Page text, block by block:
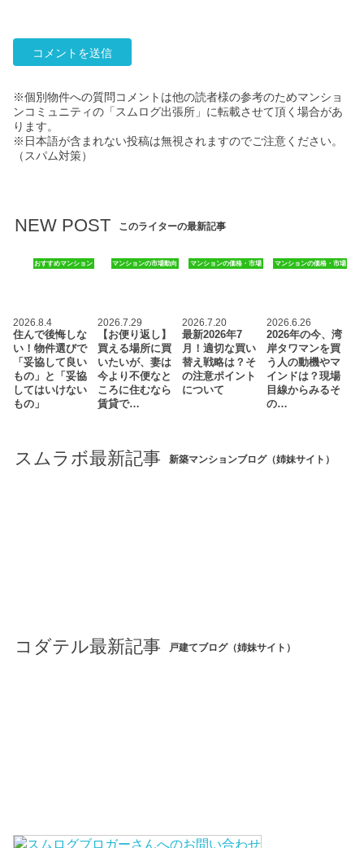
※個別物件への質問コメントは他の読者様の参考のためマンショ
ンコミュニティの「スムログ出張所」に転載させて頂く場合があ
ります。
※日本語が含まれない投稿は無視されますのでご注意ください。
（スパム対策）
NEW POST このライターの最新記事
おすすめマンション
2026.8.4
住んで後悔しな
い！物件選びで
「妥協して良い
もの」と「妥協
してはいけない
もの」
マンションの市場動向
2026.7.29
【お便り返し】
買える場所に買
いたいが、妻は
今より不便なと
ころに住むなら
賃貸で…
マンションの価格・市場
2026.7.20
最新2026年7
月！適切な買い
替え戦略は？そ
の注意ポイント
について
マンションの価格・市場
2026.6.26
2026年の今、湾
岸タワマンを買
う人の動機やマ
インドは？現場
目線からみるそ
の…
スムラボ最新記事 新築マンションブログ（姉妹サイト）
コダテル最新記事 戸建てブログ（姉妹サイト）